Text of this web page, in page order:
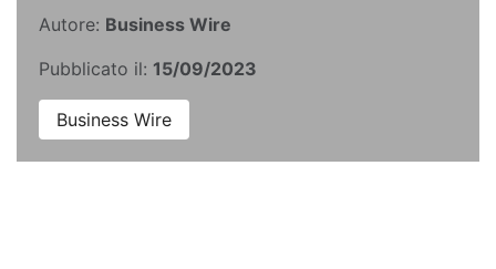
Autore: Business Wire
Pubblicato il: 15/09/2023
Business Wire